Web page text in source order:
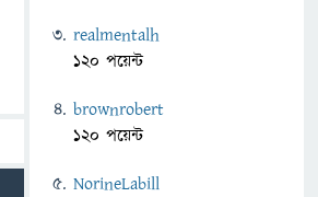
realmentalh
120 পয়েন্ট
brownrobert
120 পয়েন্ট
NorineLabill